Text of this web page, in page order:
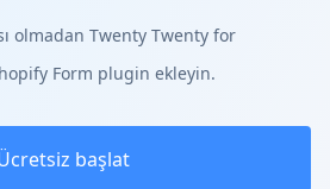
olmadan Twenty Twenty for
Form plugin ekleyin.
başlat